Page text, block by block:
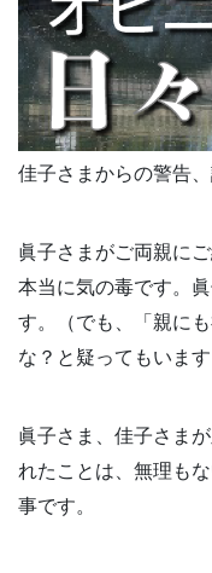
佳子さまからの警告、
眞子さまがご両親に
本当に気の毒です。
す。（でも、「親に
な？と疑ってもいま
眞子さま、佳子さま
れたことは、無理も
事です。